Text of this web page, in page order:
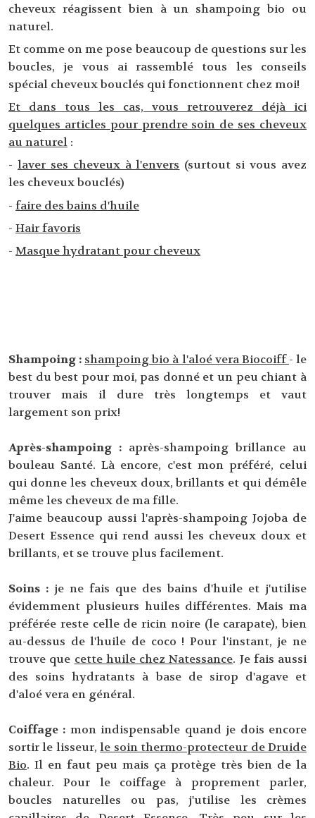
cheveux réagissent bien à un shampoing bio ou
naturel.
Et comme on me pose beaucoup de questions sur les
boucles, je vous ai rassemblé tous les conseils
spécial cheveux bouclés qui fonctionnent chez moi!
Et dans tous les cas, vous retrouverez déjà ici
quelques articles pour prendre soin de ses cheveux
au naturel :
- laver ses cheveux à l'envers (surtout si vous avez
les cheveux bouclés)
- faire des bains d'huile
- Hair favoris
- Masque hydratant pour cheveux
Shampoing : shampoing bio à l'aloé vera Biocoiff- le
best du best pour moi, pas donné et un peu chiant à
trouver mais il dure très longtemps et vaut
largement son prix!
Après-shampoing : après-shampoing brillance au
bouleau Santé. Là encore, c'est mon préféré, celui
qui donne les cheveux doux, brillants et qui démêle
même les cheveux de ma fille.
J'aime beaucoup aussi l'après-shampoing Jojoba de
Desert Essence qui rend aussi les cheveux doux et
brillants, et se trouve plus facilement.
Soins : je ne fais que des bains d'huile et j'utilise
évidemment plusieurs huiles différentes. Mais ma
préférée reste celle de ricin noire (le carapate), bien
au-dessus de l'huile de coco ! Pour l'instant, je ne
trouve que cette huile chez Natessance. Je fais aussi
des soins hydratants à base de sirop d'agave et
d'aloé vera en général.
Coiffage : mon indispensable quand je dois encore
sortir le lisseur,le soin thermo-protecteur de Druide
Bio. Il en faut peu mais ça protège très bien de la
chaleur. Pour le coiffage à proprement parler,
boucles naturelles ou pas, j'utilise les crèmes